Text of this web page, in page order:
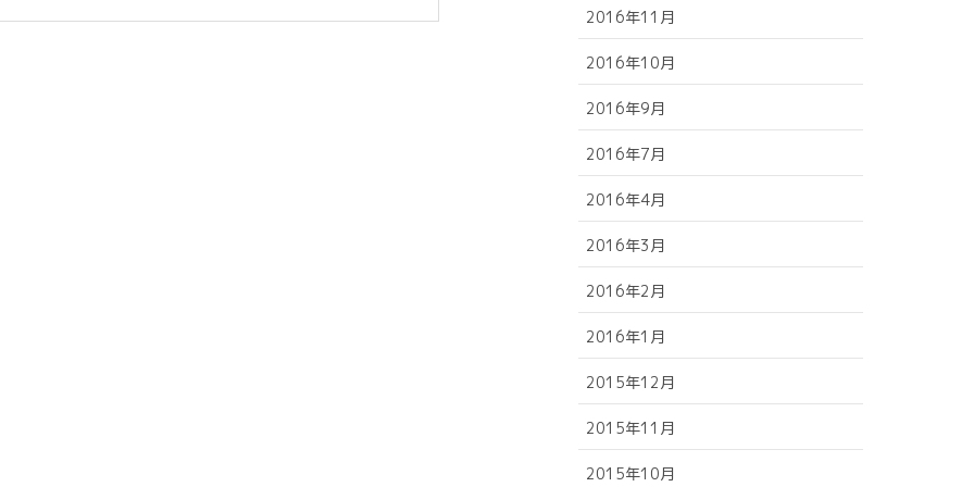
2016年11月
2016年10月
2016年9月
2016年7月
2016年4月
2016年3月
2016年2月
2016年1月
2015年12月
2015年11月
2015年10月